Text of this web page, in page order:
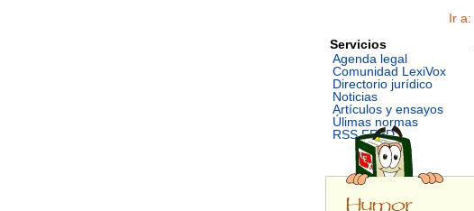
Ir a:
Servicios
Agenda legal
Comunidad LexiVox
Directorio jurídico
Noticias
Artículos y ensayos
Úlimas normas
RSS FEED